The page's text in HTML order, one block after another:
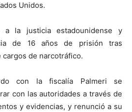
Unidos.
a la justicia estadounidense y
de 16 años de prisión tras
de narcotráfico.
con la fiscalía Palmeri se
con las autoridades a través de
y evidencias, y renunció a su